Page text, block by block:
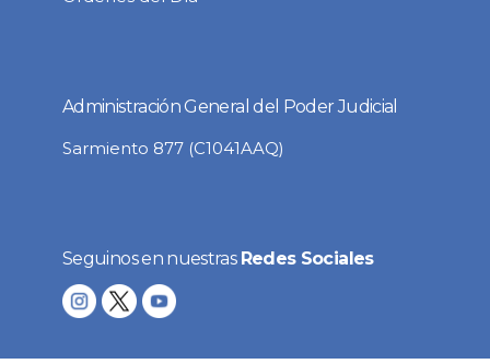
Administración General del Poder Judicial
Sarmiento 877 (C1041AAQ)
Seguinos en nuestras Redes Sociales